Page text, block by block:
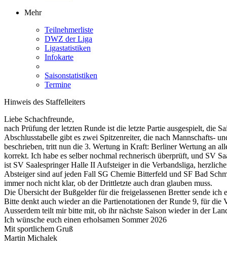
Mehr
Teilnehmerliste
DWZ der Liga
Ligastatistiken
Infokarte
Saisonstatistiken
Termine
Hinweis des Staffelleiters
Liebe Schachfreunde,
nach Prüfung der letzten Runde ist die letzte Partie ausgespielt, die
Abschlusstabelle gibt es zwei Spitzenreiter, die nach Mannschafts-
beschrieben, tritt nun die 3. Wertung in Kraft: Berliner Wertung an
korrekt. Ich habe es selber nochmal rechnerisch überprüft, und SV
ist SV Saalespringer Halle II Aufsteiger in die Verbandsliga,
Absteiger sind auf jeden Fall SG Chemie Bitterfeld und SF Bad
immer noch nicht klar, ob der Drittletzte auch dran glauben muss.
Die Übersicht der Bußgelder für die freigelassenen Bretter sende ich
Bitte denkt auch wieder an die Partienotationen der Runde 9, für die
Ausserdem teilt mir bitte mit, ob ihr nächste Saison wieder in der
Ich wünsche euch einen erholsamen Sommer 2026
Mit sportlichem Gruß
Martin Michalek